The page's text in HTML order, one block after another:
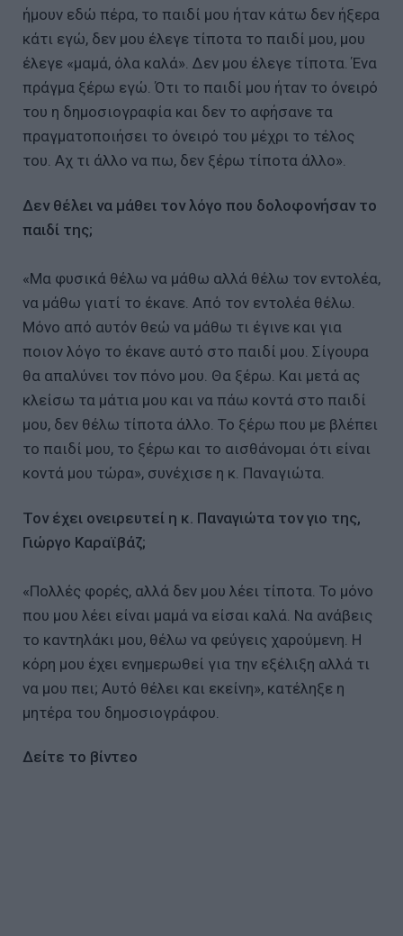
ήμουν εδώ πέρα, το παιδί μου ήταν κάτω δεν ήξερα
κάτι εγώ, δεν μου έλεγε τίποτα το παιδί μου, μου
έλεγε «μαμά, όλα καλά». Δεν μου έλεγε τίποτα. Ένα
πράγμα ξέρω εγώ. Ότι το παιδί μου ήταν το όνειρό
του η δημοσιογραφία και δεν το αφήσανε τα
πραγματοποιήσει το όνειρό του μέχρι το τέλος
του. Αχ τι άλλο να πω, δεν ξέρω τίποτα άλλο».
Δεν θέλει να μάθει τον λόγο που δολοφονήσαν το
παιδί της;
«Μα φυσικά θέλω να μάθω αλλά θέλω τον εντολέα,
να μάθω γιατί το έκανε. Από τον εντολέα θέλω.
Μόνο από αυτόν θεώ να μάθω τι έγινε και για
ποιον λόγο το έκανε αυτό στο παιδί μου. Σίγουρα
θα απαλύνει τον πόνο μου. Θα ξέρω. Και μετά ας
κλείσω τα μάτια μου και να πάω κοντά στο παιδί
μου, δεν θέλω τίποτα άλλο. Το ξέρω που με βλέπει
το παιδί μου, το ξέρω και το αισθάνομαι ότι είναι
κοντά μου τώρα», συνέχισε η κ. Παναγιώτα.
Τον έχει ονειρευτεί η κ. Παναγιώτα τον γιο της,
Γιώργο Καραϊβάζ;
«Πολλές φορές, αλλά δεν μου λέει τίποτα. Το μόνο
που μου λέει είναι μαμά να είσαι καλά. Να ανάβεις
το καντηλάκι μου, θέλω να φεύγεις χαρούμενη. Η
κόρη μου έχει ενημερωθεί για την εξέλιξη αλλά τι
να μου πει; Αυτό θέλει και εκείνη», κατέληξε η
μητέρα του δημοσιογράφου.
Δείτε το βίντεο